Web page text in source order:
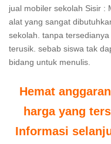
jual mobiler sekolah Sisir :
alat yang sangat
sekolah. tanpa
terusik. sebab siswa tak
bidang untuk menulis.
Hemat
harga yang
Informasi